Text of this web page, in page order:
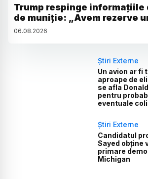
Trump respinge informațiile
de muniție: „Avem rezerve
06.08.2026
Știri Externe
Un avion ar fi
aproape de
se afla
pentru
eventuale
Știri Externe
Candidatul
Sayed obține
primare
Michigan